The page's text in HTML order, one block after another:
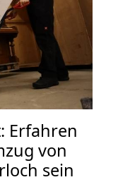
Erfahren
von
sein